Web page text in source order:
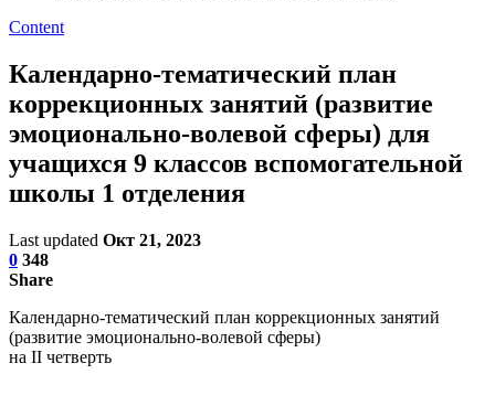
Content
Календарно-тематический план
коррекционных занятий (развитие
эмоционально-волевой сферы) для
учащихся 9 классов вспомогательной
школы 1 отделения
Last updated Окт 21, 2023
0 348
Share
Календарно-тематический план коррекционных занятий
(развитие эмоционально-волевой сферы)
на II четверть